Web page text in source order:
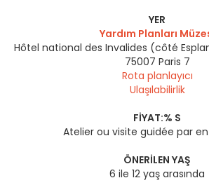
YER
Yardım Planları
Hôtel national des Invalides (côté
75007 Paris 7
Rota planlayıcı
Ulaşılabilirlik
FIYAT:% S
Atelier ou visite guidée par
ÖNERILEN YAŞ
6 ile 12 yaş arasında